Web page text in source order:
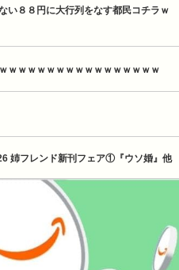
い８８円に大行列をなす都民コチラｗ
ｗｗｗｗｗｗｗｗｗｗｗｗｗｗｗｗ
姉フレンド新刊フェア①『ウソ婚』他